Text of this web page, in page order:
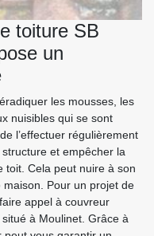
toiture SB
un
les mousses, les
nuisibles qui se sont
l’effectuer régulièrement
et empêcher la
toit. Cela peut nuire à son
maison. Pour un projet de
appel à couvreur
à Moulinet. Grâce à